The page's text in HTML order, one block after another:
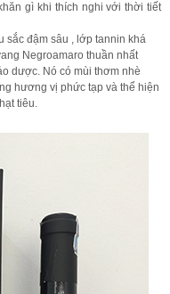
gì khi thích nghi với thời tiết
sắc đậm sâu , lớp tannin khá
Negroamaro thuần nhất
dược. Nó có mùi thơm nhè
hương vị phức tạp và thể hiện
tiêu.